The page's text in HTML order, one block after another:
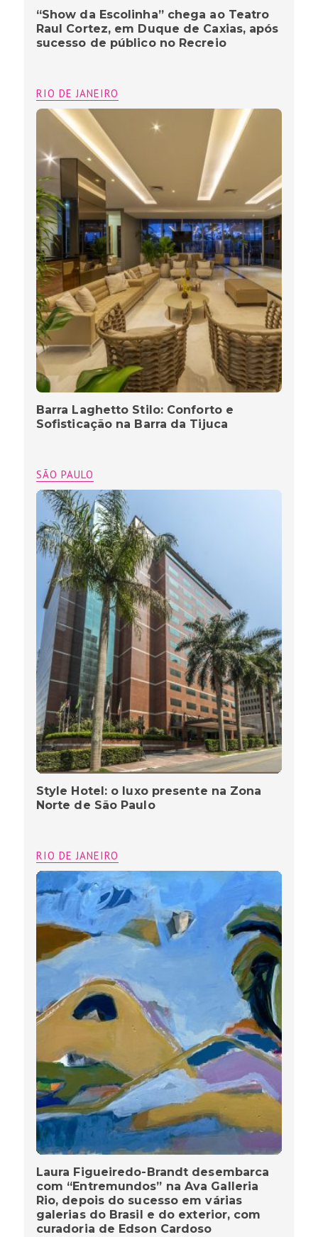
“Show da Escolinha” chega ao Teatro
Raul Cortez, em Duque de Caxias, após
sucesso de público no Recreio
RIO DE JANEIRO
Barra Laghetto Stilo: Conforto e
Sofisticação na Barra da Tijuca
SÃO PAULO
Style Hotel: o luxo presente na Zona
Norte de São Paulo
RIO DE JANEIRO
Laura Figueiredo-Brandt desembarca
com “Entremundos” na Ava Galleria
Rio, depois do sucesso em várias
galerias do Brasil e do exterior, com
curadoria de Edson Cardoso